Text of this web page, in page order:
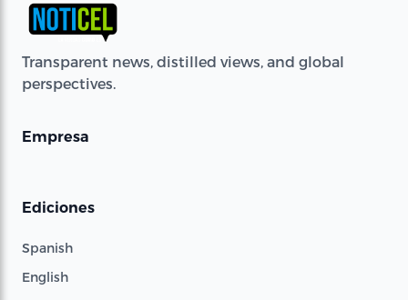
Transparent news, distilled views, and global
perspectives.
Empresa
Ediciones
Spanish
English